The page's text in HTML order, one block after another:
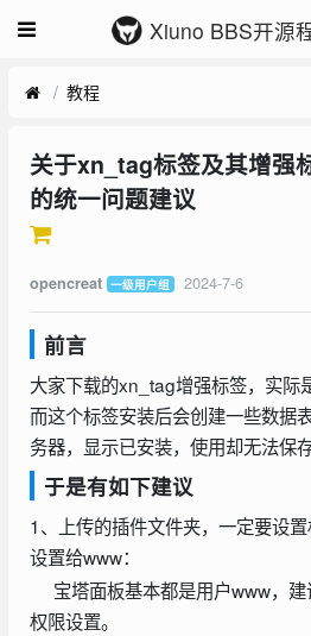
Xiuno BBS开源
教程
关于xn_tag标签及其增强
的统一问题建议
opencreat 一级用户组 2024-7-6
前言
大家下载的xn_tag增强标签，实际
而这个标签安装后会创建一些数据
务器，显示已安装，使用却无法保存
于是有如下建议
1、上传的插件文件夹，一定要设
设置给www：
宝塔面板基本都是用户www，建
权限设置。